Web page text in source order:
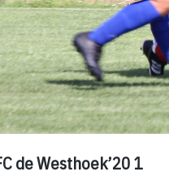
de Westhoek’20 1